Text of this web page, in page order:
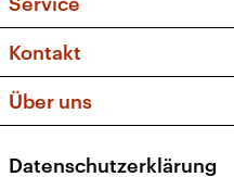
Musikliste
Kakadu – Das
Frequenzen (UKW
FAQ
Apps
Newsletter
Kontakt
Social Media
Über uns
Datenschutzerklärung